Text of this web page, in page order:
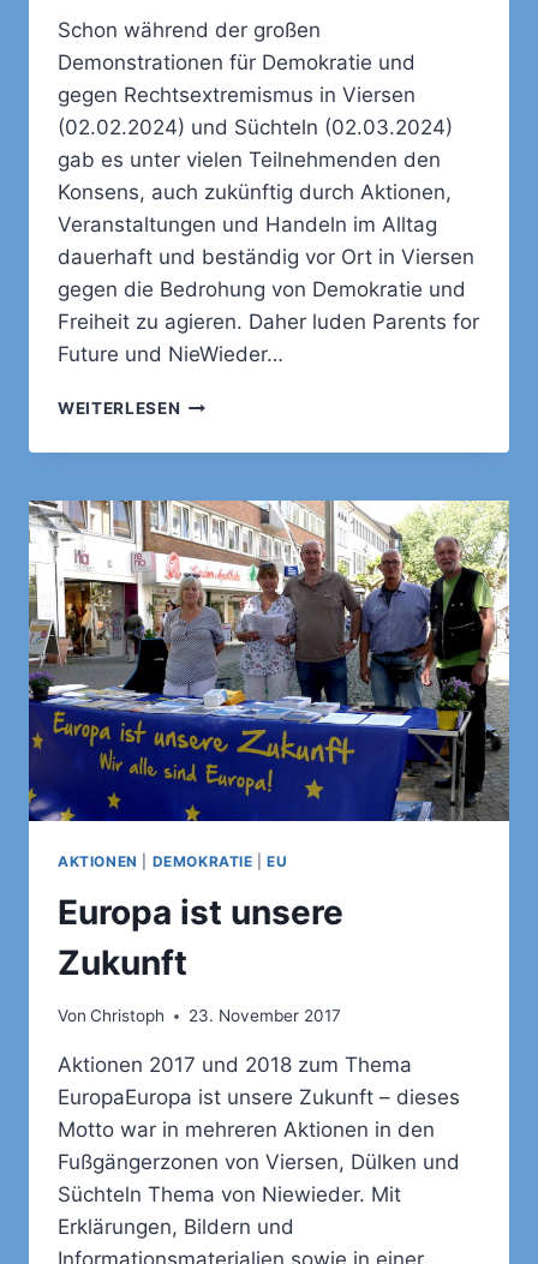
Schon während der großen
Demonstrationen für Demokratie und
gegen Rechtsextremismus in Viersen
(02.02.2024) und Süchteln (02.03.2024)
gab es unter vielen Teilnehmenden den
Konsens, auch zukünftig durch Aktionen,
Veranstaltungen und Handeln im Alltag
dauerhaft und beständig vor Ort in Viersen
gegen die Bedrohung von Demokratie und
Freiheit zu agieren. Daher luden Parents for
Future und NieWieder…
WEITERLESEN „DEMOKRATIE-
VIERSEN“
AKTIONEN DEMOKRATIE |EU
Europa ist unsere
Zukunft
Von Christoph 23. November 2017
Aktionen 2017 und 2018 zum Thema
EuropaEuropa ist unsere Zukunft – dieses
Motto war in mehreren Aktionen in den
Fußgängerzonen von Viersen, Dülken und
Süchteln Thema von Niewieder. Mit
Erklärungen, Bildern und